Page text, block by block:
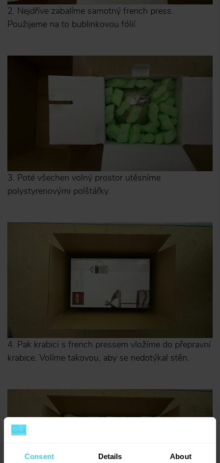
Consent Details About
2. Nejdříve zabalíme samotný french press.
Použijeme na to bublinkovou fólií.
3. Poté všechen volný prostor utěsníme
polystyrenovými polštářky.
4. Pak krabici s french pressem vložíme do přepravní
krabice. Volíme takovou, aby se nedotýkal stěn.